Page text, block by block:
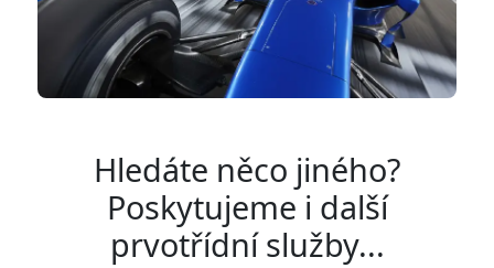
Hledáte něco jiného?
Poskytujeme i další
prvotřídní služby...